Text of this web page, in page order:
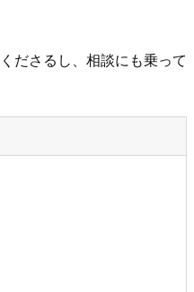
ださるし、相談にも乗って